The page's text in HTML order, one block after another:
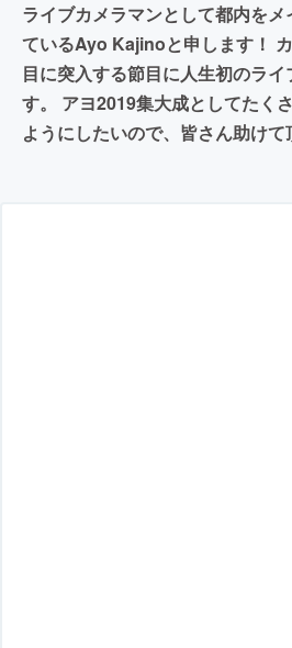
ライブカメラマンとして都内を
ているAyo Kajinoと申します！
目に突入する節目に人生初のラ
す。 アヨ2019集大成としてたく
ようにしたいので、皆さん助けて